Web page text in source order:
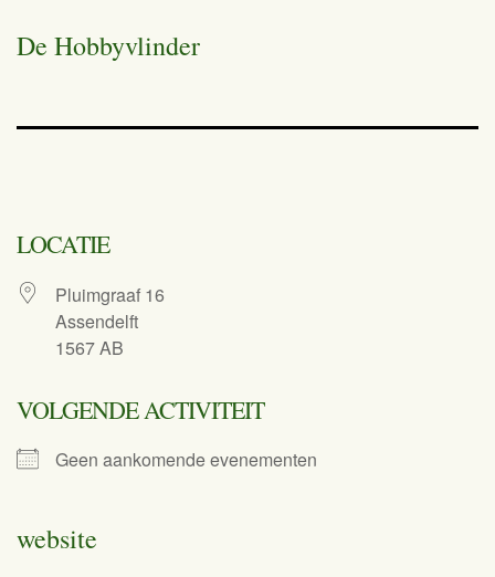
De Hobbyvlinder
LOCATIE
Pluimgraaf 16
Assendelft
1567 AB
VOLGENDE ACTIVITEIT
Geen aankomende evenementen
website